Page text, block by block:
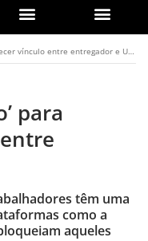
vínculo entre entregador e Uber
para
têm uma
como a
aqueles